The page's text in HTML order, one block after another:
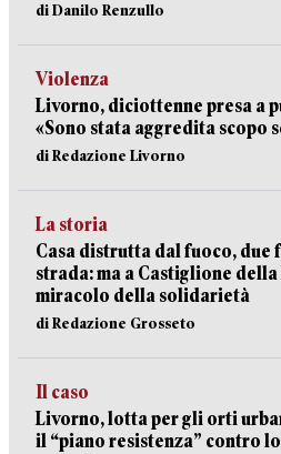
di Danilo Renzullo
Violenza
Livorno, diciottenne presa a
«Sono stata aggredita scopo
di Redazione Livorno
La storia
Casa distrutta dal fuoco,
strada: ma a Castiglione
miracolo della solidarietà
di Redazione Grosseto
Il caso
Livorno, lotta per gli orti
il “piano resistenza” contro